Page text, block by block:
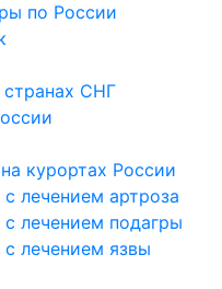
по России
СНГ
курортах России
лечением артроза
лечением подагры
лечением язвы